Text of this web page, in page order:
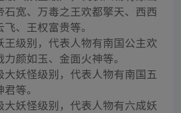
石宽、万毒之王欢都擎天、西西
、王权富贵等。
王级别，代表人物有南国公主欢
颜如玉、金面火神等。
大妖怪级别，代表人物有南国五
等。
大妖怪级别，代表人物有六成妖